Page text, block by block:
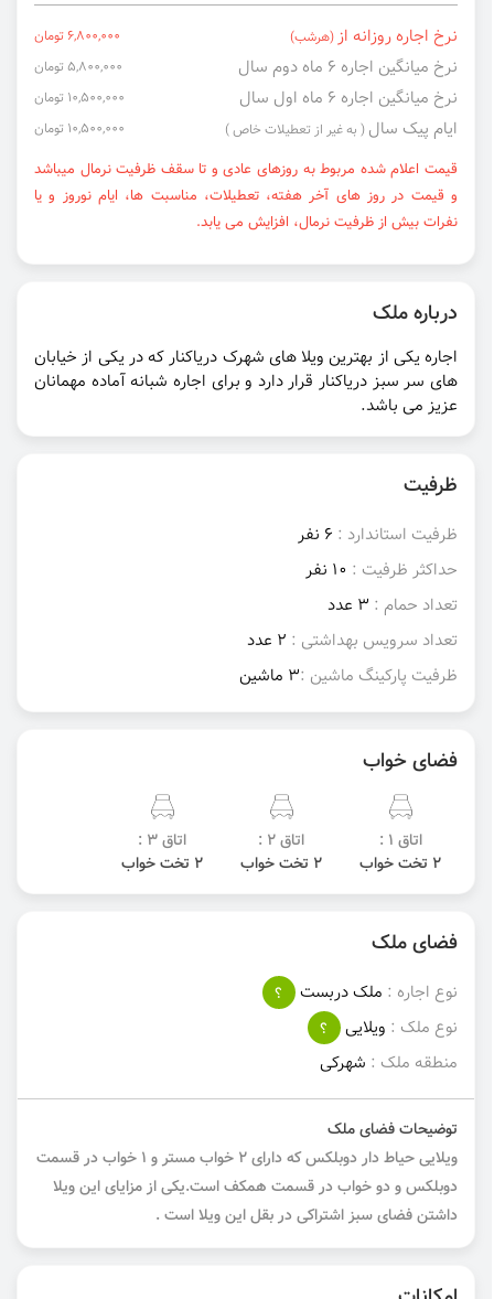
نرخ اجاره روزانه از (هرشب) 6,800,000 تومان
نرخ میانگین اجاره ۶ ماه دوم سال 5,800,000 تومان
نرخ میانگین اجاره ۶ ماه اول سال 10,500,000 تومان
ایام پیک سال ( به غیر از تعطیلات خاص ) 10,500,000 تومان
قیمت اعلام شده مربوط به روزهای عادی و تا سقف ظرفیت نرمال میباشد
و قیمت در روز های آخر هفته، تعطیلات، مناسبت ها، ایام نوروز و یا
نفرات بیش از ظرفیت نرمال، افزایش می یابد.
درباره ملک
اجاره یکی از بهترین ویلا های شهرک دریاکنار که در یکی از خیابان
های سر سبز دریاکنار قرار دارد و برای اجاره شبانه آماده مهمانان
عزیز می باشد.
ظرفیت
ظرفیت استاندارد : 6 نفر
حداکثر ظرفیت : 10 نفر
تعداد حمام : 3 عدد
تعداد سرویس بهداشتی : 2 عدد
ظرفیت پارکینگ ماشین :3 ماشین
فضای خواب
اتاق 1 :
2 تخت خواب
اتاق 2 :
2 تخت خواب
اتاق 3 :
2 تخت خواب
فضای ملک
نوع اجاره : ملک دربست
؟
نوع ملک : ویلایی
؟
منطقه ملک : شهرکی
توضیحات فضای ملک
ویلایی حیاط دار دوبلکس که دارای ۲ خواب مستر و ۱ خواب در قسمت
دوبلکس و دو خواب در قسمت همکف است.یکی از مزایای این ویلا
داشتن فضای سبز اشتراکی در بقل این ویلا است .